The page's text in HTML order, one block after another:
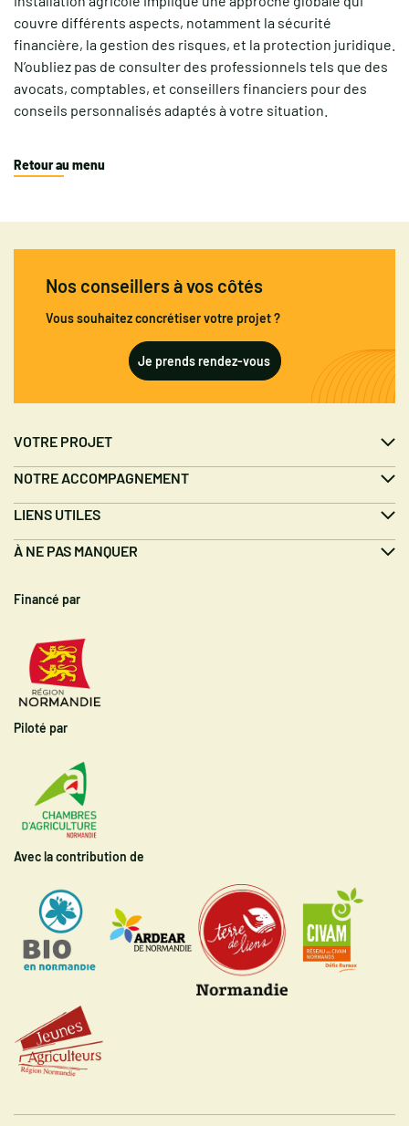
couvre différents aspects, notamment la sécurité
financière, la gestion des risques, et la protection juridique.
N’oubliez pas de consulter des professionnels tels que des
avocats, comptables, et conseillers financiers pour des
conseils personnalisés adaptés à votre situation.
Retour au menu
Nos conseillers à vos côtés
Vous souhaitez concrétiser votre projet ?
Je prends rendez-vous
VOTRE PROJET
NOTRE ACCOMPAGNEMENT
LIENS UTILES
À NE PAS MANQUER
Financé par
Piloté par
Avec la contribution de